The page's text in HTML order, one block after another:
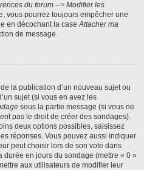
du forum --> Modifier les
vous pourrez toujours empêcher une
en décochant la caseAttacher ma
de message.
la publication d’un nouveau sujet ou
sujet (si vous en avez les
sous la partie message (si vous ne
pas le droit de créer des sondages).
deux options possibles, saisissez
réponses. Vous pouvez aussi indiquer
peut choisir lors de son vote dans
durée en jours du sondage (mettre « 0 »
aux utilisateurs de modifier leur